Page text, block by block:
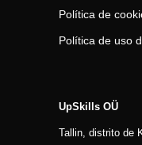
Política de
Política de uso
UpSkills OÜ
Tallin, distrito de